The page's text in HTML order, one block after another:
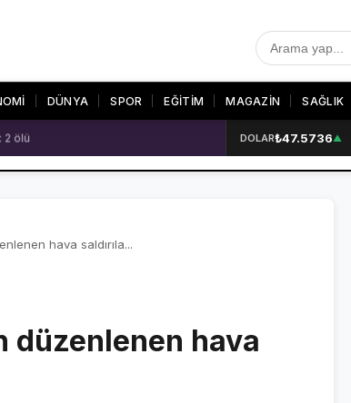
DÜNYA SPOR EĞİTİM MAGAZİN SAĞLIK
SON DAKİKA
VİDEO GALERİ
GALERİLER
ölü DOLAR₺47.5736▲
hava saldırıla...
düzenlenen hava